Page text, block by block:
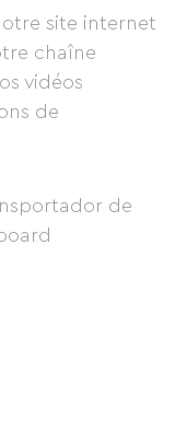
site internet
chaîne
vidéos
de